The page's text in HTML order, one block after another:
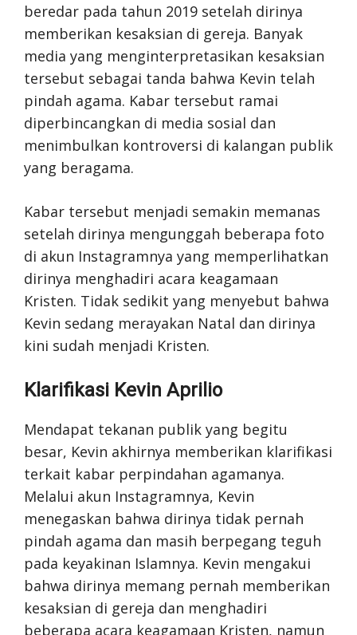
beredar pada tahun 2019 setelah dirinya
memberikan kesaksian di gereja. Banyak
media yang menginterpretasikan kesaksian
tersebut sebagai tanda bahwa Kevin telah
pindah agama. Kabar tersebut ramai
diperbincangkan di media sosial dan
menimbulkan kontroversi di kalangan publik
yang beragama.
Kabar tersebut menjadi semakin memanas
setelah dirinya mengunggah beberapa foto
di akun Instagramnya yang memperlihatkan
dirinya menghadiri acara keagamaan
Kristen. Tidak sedikit yang menyebut bahwa
Kevin sedang merayakan Natal dan dirinya
kini sudah menjadi Kristen.
Klarifikasi Kevin Aprilio
Mendapat tekanan publik yang begitu
besar, Kevin akhirnya memberikan klarifikasi
terkait kabar perpindahan agamanya.
Melalui akun Instagramnya, Kevin
menegaskan bahwa dirinya tidak pernah
pindah agama dan masih berpegang teguh
pada keyakinan Islamnya. Kevin mengakui
bahwa dirinya memang pernah memberikan
kesaksian di gereja dan menghadiri
beberapa acara keagamaan Kristen, namun